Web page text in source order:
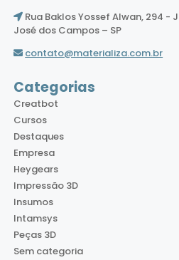
Rua Baklos Yossef Alwan, 294
José dos Campos – SP
contato@materializa.com.br
Categorias
Creatbot
Cursos
Destaques
Empresa
Heygears
Impressão 3D
Insumos
Intamsys
Peças 3D
Sem categoria